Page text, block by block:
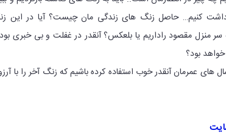
کنیم… حاصل زنگ های زندگی مان چیست؟ آیا در این
منزل مقصود راداریم یا بلعکس؟ آنقدر در غفلت و بی خبری
بود؟
های عمرمان آنقدر خوب استفاده کرده باشیم که زنگ آخر را با